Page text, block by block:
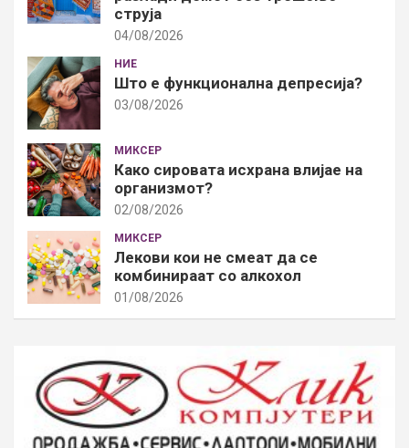
струја
04/08/2026
НИЕ
Што е функционална депресија?
03/08/2026
МИКСЕР
Како сировата исхрана влијае на
организмот?
02/08/2026
МИКСЕР
Лекови кои не смеат да се
комбинираат со алкохол
01/08/2026